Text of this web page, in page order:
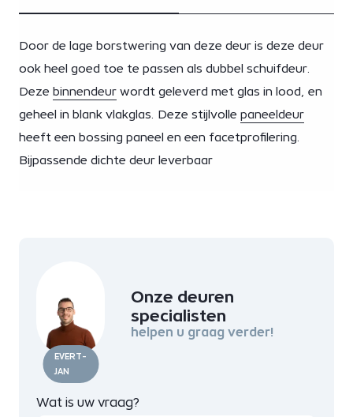
Door de lage borstwering van deze deur is deze deur
ook heel goed toe te passen als dubbel schuifdeur.
Deze binnendeur wordt geleverd met glas in lood, en
geheel in blank vlakglas. Deze stijlvolle paneeldeur
heeft een bossing paneel en een facetprofilering.
Bijpassende dichte deur leverbaar
EVERT-
JAN
Onze deuren
specialisten
helpen u graag verder!
Wat is uw vraag?